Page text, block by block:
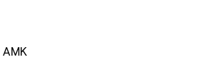
AMK